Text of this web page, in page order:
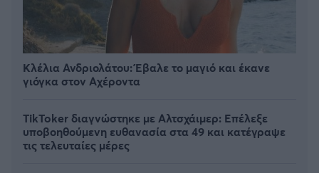
Κλέλια Ανδριολάτου: Έβαλε το μαγιό και έκανε
γιόγκα στον Αχέροντα
TikToker διαγνώστηκε με Αλτσχάιμερ: Επέλεξε
υποβοηθούμενη ευθανασία στα 49 και κατέγραψε
τις τελευταίες μέρες